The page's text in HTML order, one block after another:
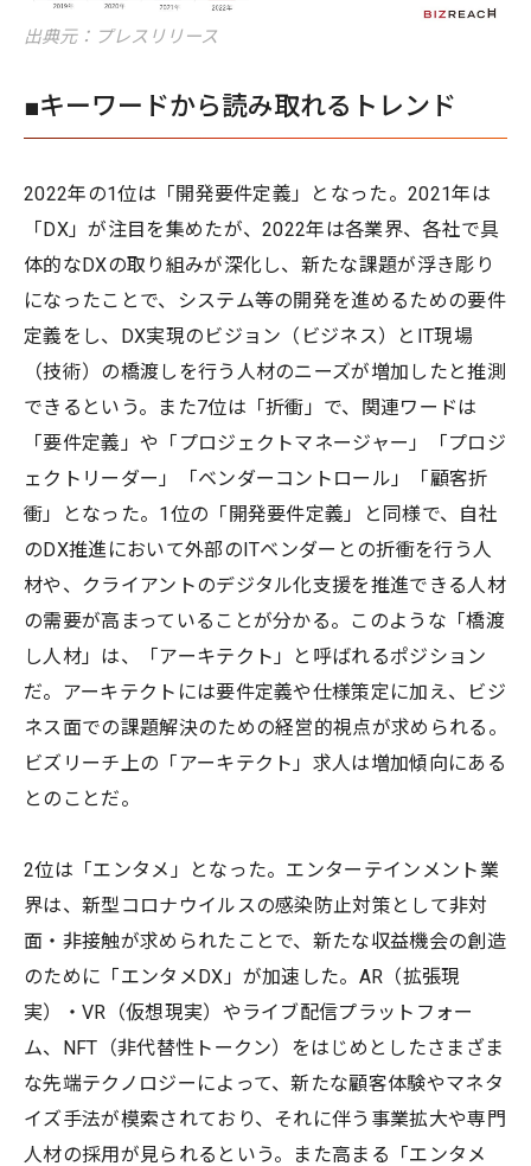
出典元：プレスリリース
■キーワードから読み取れるトレンド
2022年の1位は「開発要件定義」となった。2021年は
「DX」が注目を集めたが、2022年は各業界、各社で具
体的なDXの取り組みが深化し、新たな課題が浮き彫り
になったことで、システム等の開発を進めるための要件
定義をし、DX実現のビジョン（ビジネス）とIT現場
（技術）の橋渡しを行う人材のニーズが増加したと推測
できるという。また7位は「折衝」で、関連ワードは
「要件定義」や「プロジェクトマネージャー」「プロジ
ェクトリーダー」「ベンダーコントロール」「顧客折
衝」となった。1位の「開発要件定義」と同様で、自社
のDX推進において外部のITベンダーとの折衝を行う人
材や、クライアントのデジタル化支援を推進できる人材
の需要が高まっていることが分かる。このような「橋渡
し人材」は、「アーキテクト」と呼ばれるポジション
だ。アーキテクトには要件定義や仕様策定に加え、ビジ
ネス面での課題解決のための経営的視点が求められる。
ビズリーチ上の「アーキテクト」求人は増加傾向にある
とのことだ。
2位は「エンタメ」となった。エンターテインメント業
界は、新型コロナウイルスの感染防止対策として非対
面・非接触が求められたことで、新たな収益機会の創造
のために「エンタメDX」が加速した。AR（拡張現
実）・VR（仮想現実）やライブ配信プラットフォー
ム、NFT（非代替性トークン）をはじめとしたさまざま
な先端テクノロジーによって、新たな顧客体験やマネタ
イズ手法が模索されており、それに伴う事業拡大や専門
人材の採用が見られるという。また高まる「エンタメ